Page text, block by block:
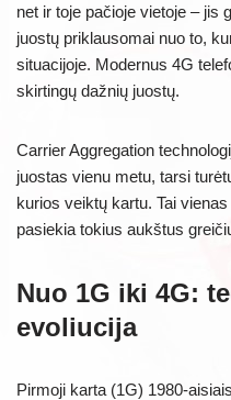
net ir toje pačioje vietoje – jis
juostų priklausomai nuo to,
situacijoje. Modernus 4G
skirtingų dažnių juostų.
Carrier Aggregation
juostas vienu metu, tarsi
kurios veiktų kartu. Tai
pasiekia tokius aukštus
Nuo 1G iki 4G:
evoliucija
Pirmoji karta (1G) 1980-